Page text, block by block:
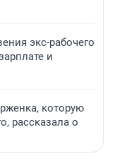
экс-рабочего
и
которую
рассказала о